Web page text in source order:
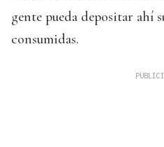
gente pueda depositar ahí
consumidas.